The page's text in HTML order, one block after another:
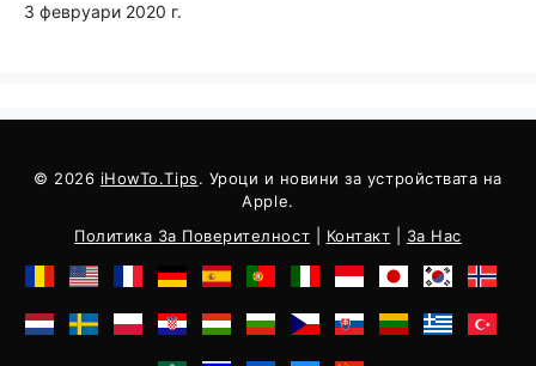
3 февруари 2020 г.
© 2026 iHowTo.Tips. Уроци и новини за устройствата на
Apple.
Политика За Поверителност
Контакт За Нас